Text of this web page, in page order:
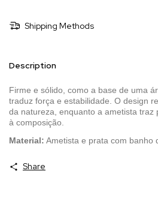
Shipping Methods
Description
Firme e sólido, como a base de uma
traduz força e estabilidade. O design
da natureza, enquanto a ametista traz
à composição.
Material: Ametista e prata com banho
Share